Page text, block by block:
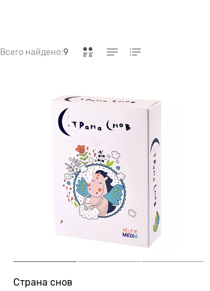
Всего найдено:9
Страна снов